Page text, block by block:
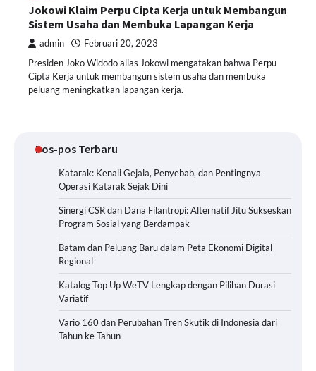
Jokowi Klaim Perpu Cipta Kerja untuk Membangun
Sistem Usaha dan Membuka Lapangan Kerja
admin Februari 20, 2023
Presiden Joko Widodo alias Jokowi mengatakan bahwa Perpu
Cipta Kerja untuk membangun sistem usaha dan membuka
peluang meningkatkan lapangan kerja.
Pos-pos Terbaru
Katarak: Kenali Gejala, Penyebab, dan Pentingnya
Operasi Katarak Sejak Dini
Sinergi CSR dan Dana Filantropi: Alternatif Jitu Sukseskan
Program Sosial yang Berdampak
Batam dan Peluang Baru dalam Peta Ekonomi Digital
Regional
Katalog Top Up WeTV Lengkap dengan Pilihan Durasi
Variatif
Vario 160 dan Perubahan Tren Skutik di Indonesia dari
Tahun ke Tahun